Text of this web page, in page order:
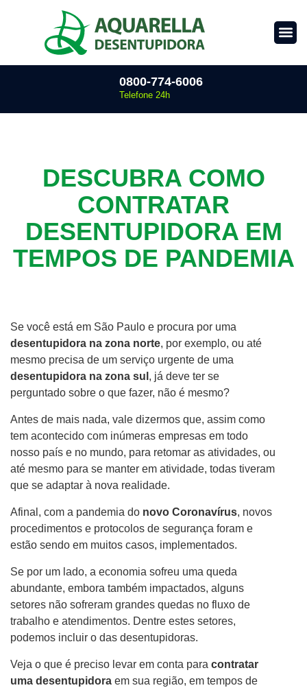
0800-774-6006
Telefone 24h
DESCUBRA COMO
CONTRATAR
DESENTUPIDORA EM
TEMPOS DE PANDEMIA
Se você está em São Paulo e procura por uma
desentupidora na zona norte, por exemplo, ou até
mesmo precisa de um serviço urgente de uma
desentupidora na zona sul , já deve ter se
perguntado sobre o que fazer, não é mesmo?
Antes de mais nada, vale dizermos que, assim como
tem acontecido com inúmeras empresas em todo
nosso país e no mundo, para retomar as atividades, ou
até mesmo para se manter em atividade, todas tiveram
que se adaptar à nova realidade.
Afinal, com a pandemia do novo Coronavírus, novos
procedimentos e protocolos de segurança foram e
estão sendo em muitos casos, implementados.
Se por um lado, a economia sofreu uma queda
abundante, embora também impactados, alguns
setores não sofreram grandes quedas no fluxo de
trabalho e atendimentos. Dentre estes setores,
podemos incluir o das desentupidoras.
Veja o que é preciso levar em conta para contratar
uma desentupidora em sua região, em tempos de